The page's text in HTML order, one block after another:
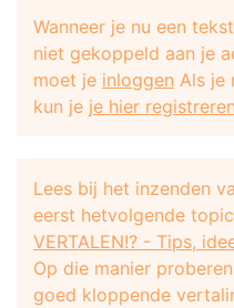
Wanneer je nu een
niet gekoppeld aan je
moet je inloggen Als je
kun je je hier registreren
Lees bij het inzenden
eerst hetvolgende
VERTALEN!? - Tips,
Op die manier
goed kloppende